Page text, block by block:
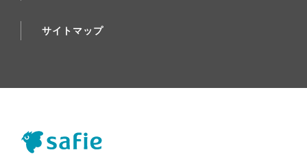
サイトマップ